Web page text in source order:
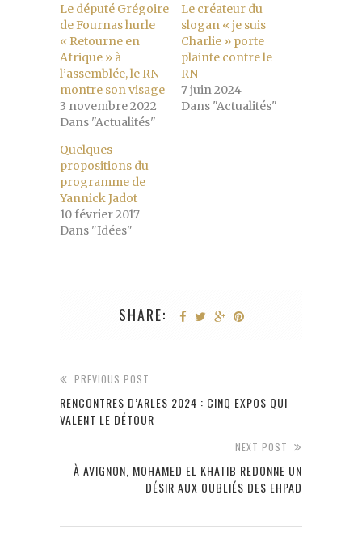
Le député Grégoire
de Fournas hurle
« Retourne en
Afrique » à
l’assemblée, le RN
montre son visage
3 novembre 2022
Dans "Actualités"
Le créateur du
slogan « je suis
Charlie » porte
plainte contre le
RN
7 juin 2024
Dans "Actualités"
Quelques
propositions du
programme de
Yannick Jadot
10 février 2017
Dans "Idées"
SHARE:
PREVIOUS POST
RENCONTRES D’ARLES 2024 : CINQ EXPOS QUI
VALENT LE DÉTOUR
NEXT POST
À AVIGNON, MOHAMED EL KHATIB REDONNE UN
DÉSIR AUX OUBLIÉS DES EHPAD